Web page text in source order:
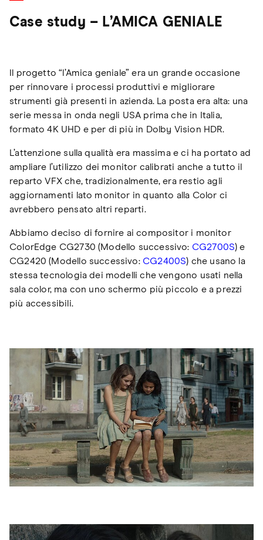
Case study – L’AMICA GENIALE
Il progetto “l’Amica geniale” era un grande occasione
per rinnovare i processi produttivi e migliorare
strumenti già presenti in azienda. La posta era alta: una
serie messa in onda negli USA prima che in Italia,
formato 4K UHD e per di più in Dolby Vision HDR.
L’attenzione sulla qualità era massima e ci ha portato ad
ampliare l’utilizzo dei monitor calibrati anche a tutto il
reparto VFX che, tradizionalmente, era restio agli
aggiornamenti lato monitor in quanto alla Color ci
avrebbero pensato altri reparti.
Abbiamo deciso di fornire ai compositor i monitor
ColorEdge CG2730 (Modello successivo: CG2700S) e
CG2420 (Modello successivo: CG2400S) che usano la
stessa tecnologia dei modelli che vengono usati nella
sala color, ma con uno schermo più piccolo e a prezzi
più accessibili.